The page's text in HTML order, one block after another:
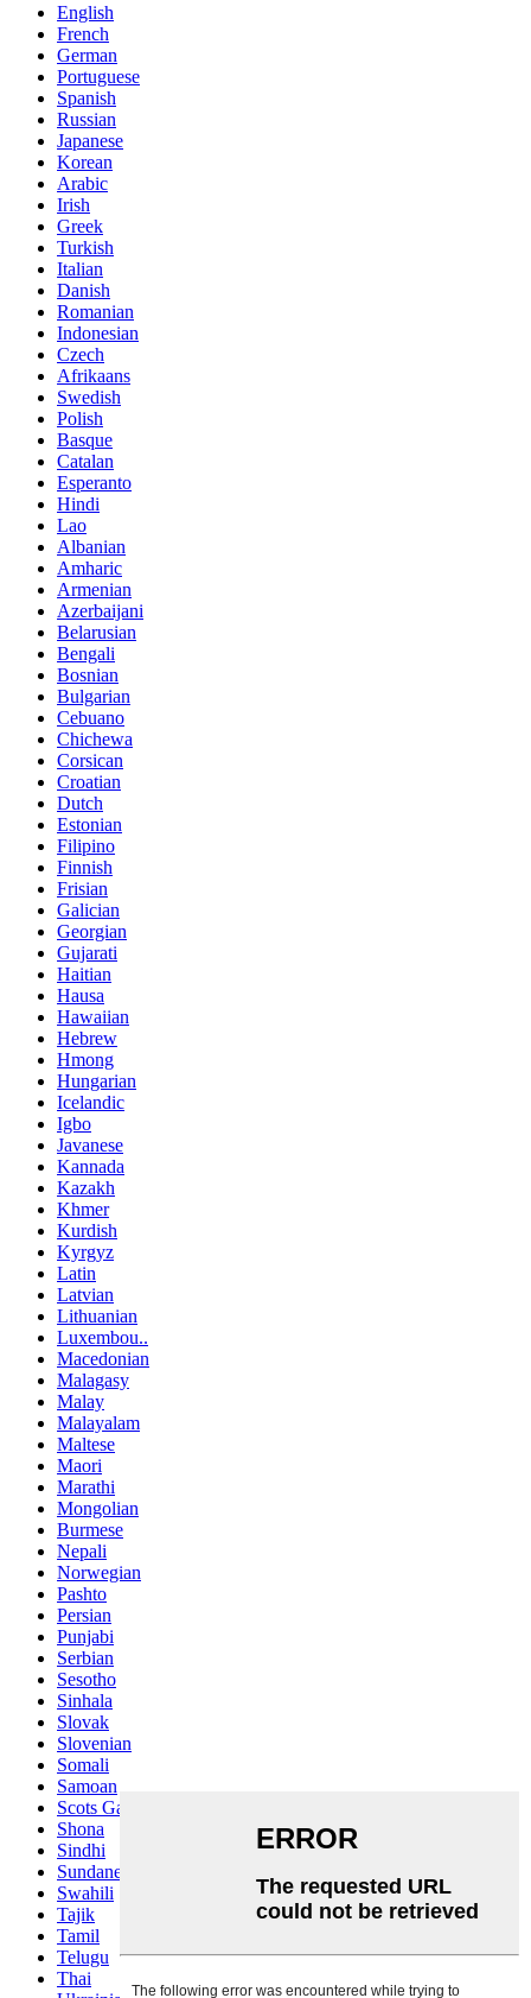
English
French
German
Portuguese
Spanish
Russian
Japanese
Korean
Arabic
Irish
Greek
Turkish
Italian
Danish
Romanian
Indonesian
Czech
Afrikaans
Swedish
Polish
Basque
Catalan
Esperanto
Hindi
Lao
Albanian
Amharic
Armenian
Azerbaijani
Belarusian
Bengali
Bosnian
Bulgarian
Cebuano
Chichewa
Corsican
Croatian
Dutch
Estonian
Filipino
Finnish
Frisian
Galician
Georgian
Gujarati
Haitian
Hausa
Hawaiian
Hebrew
Hmong
Hungarian
Icelandic
Igbo
Javanese
Kannada
Kazakh
Khmer
Kurdish
Kyrgyz
Latin
Latvian
Lithuanian
Luxembou..
Macedonian
Malagasy
Malay
Malayalam
Maltese
Maori
Marathi
Mongolian
Burmese
Nepali
Norwegian
Pashto
Persian
Punjabi
Serbian
Sesotho
Sinhala
Slovak
Slovenian
Somali
Samoan
Scots Gaelic
Shona
Sindhi
Sundanese
Swahili
Tajik
Tamil
Telugu
Thai